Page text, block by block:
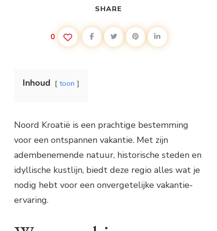
SHARE
0
Inhoud toon
Noord Kroatië is een prachtige bestemming
voor een ontspannen vakantie. Met zijn
adembenemende natuur, historische steden en
idyllische kustlijn, biedt deze regio alles wat je
nodig hebt voor een onvergetelijke vakantie-
ervaring.